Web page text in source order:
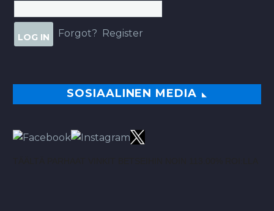
Forgot? Register
SOSIAALINEN MEDIA